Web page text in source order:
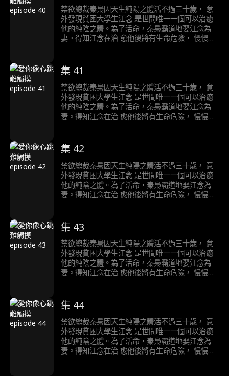
禁欲總裁秦梟因天生純陽之體活不過三十歲， 意
外發現貧困大學生江念 是世間唯一一個可以治癒
他的純陰之體。為了活命，秦梟霸道地娶江念為
妻。得知江念在治 愈他後將有生命危險， 慢慢愛
集 41
禁欲總裁秦梟因天生純陽之體活不過三十歲， 意
外發現貧困大學生江念 是世間唯一一個可以治癒
他的純陰之體。為了活命，秦梟霸道地娶江念為
妻。得知江念在治 愈他後將有生命危險， 慢慢愛
集 42
禁欲總裁秦梟因天生純陽之體活不過三十歲， 意
外發現貧困大學生江念 是世間唯一一個可以治癒
他的純陰之體。為了活命，秦梟霸道地娶江念為
妻。得知江念在治 愈他後將有生命危險， 慢慢愛
集 43
禁欲總裁秦梟因天生純陽之體活不過三十歲， 意
外發現貧困大學生江念 是世間唯一一個可以治癒
他的純陰之體。為了活命，秦梟霸道地娶江念為
妻。得知江念在治 愈他後將有生命危險， 慢慢愛
集 44
禁欲總裁秦梟因天生純陽之體活不過三十歲， 意
外發現貧困大學生江念 是世間唯一一個可以治癒
他的純陰之體。為了活命，秦梟霸道地娶江念為
妻。得知江念在治 愈他後將有生命危險， 慢慢愛